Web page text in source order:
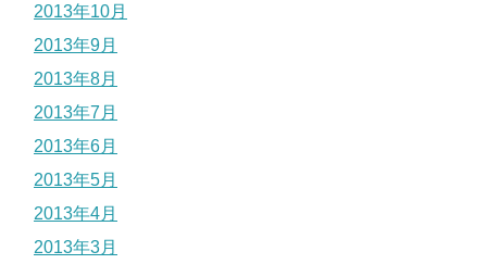
2013年10月
2013年9月
2013年8月
2013年7月
2013年6月
2013年5月
2013年4月
2013年3月